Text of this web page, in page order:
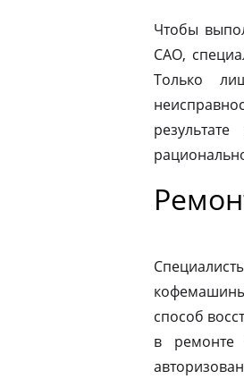
Чтобы
САО,
Только
способ
в ремонте